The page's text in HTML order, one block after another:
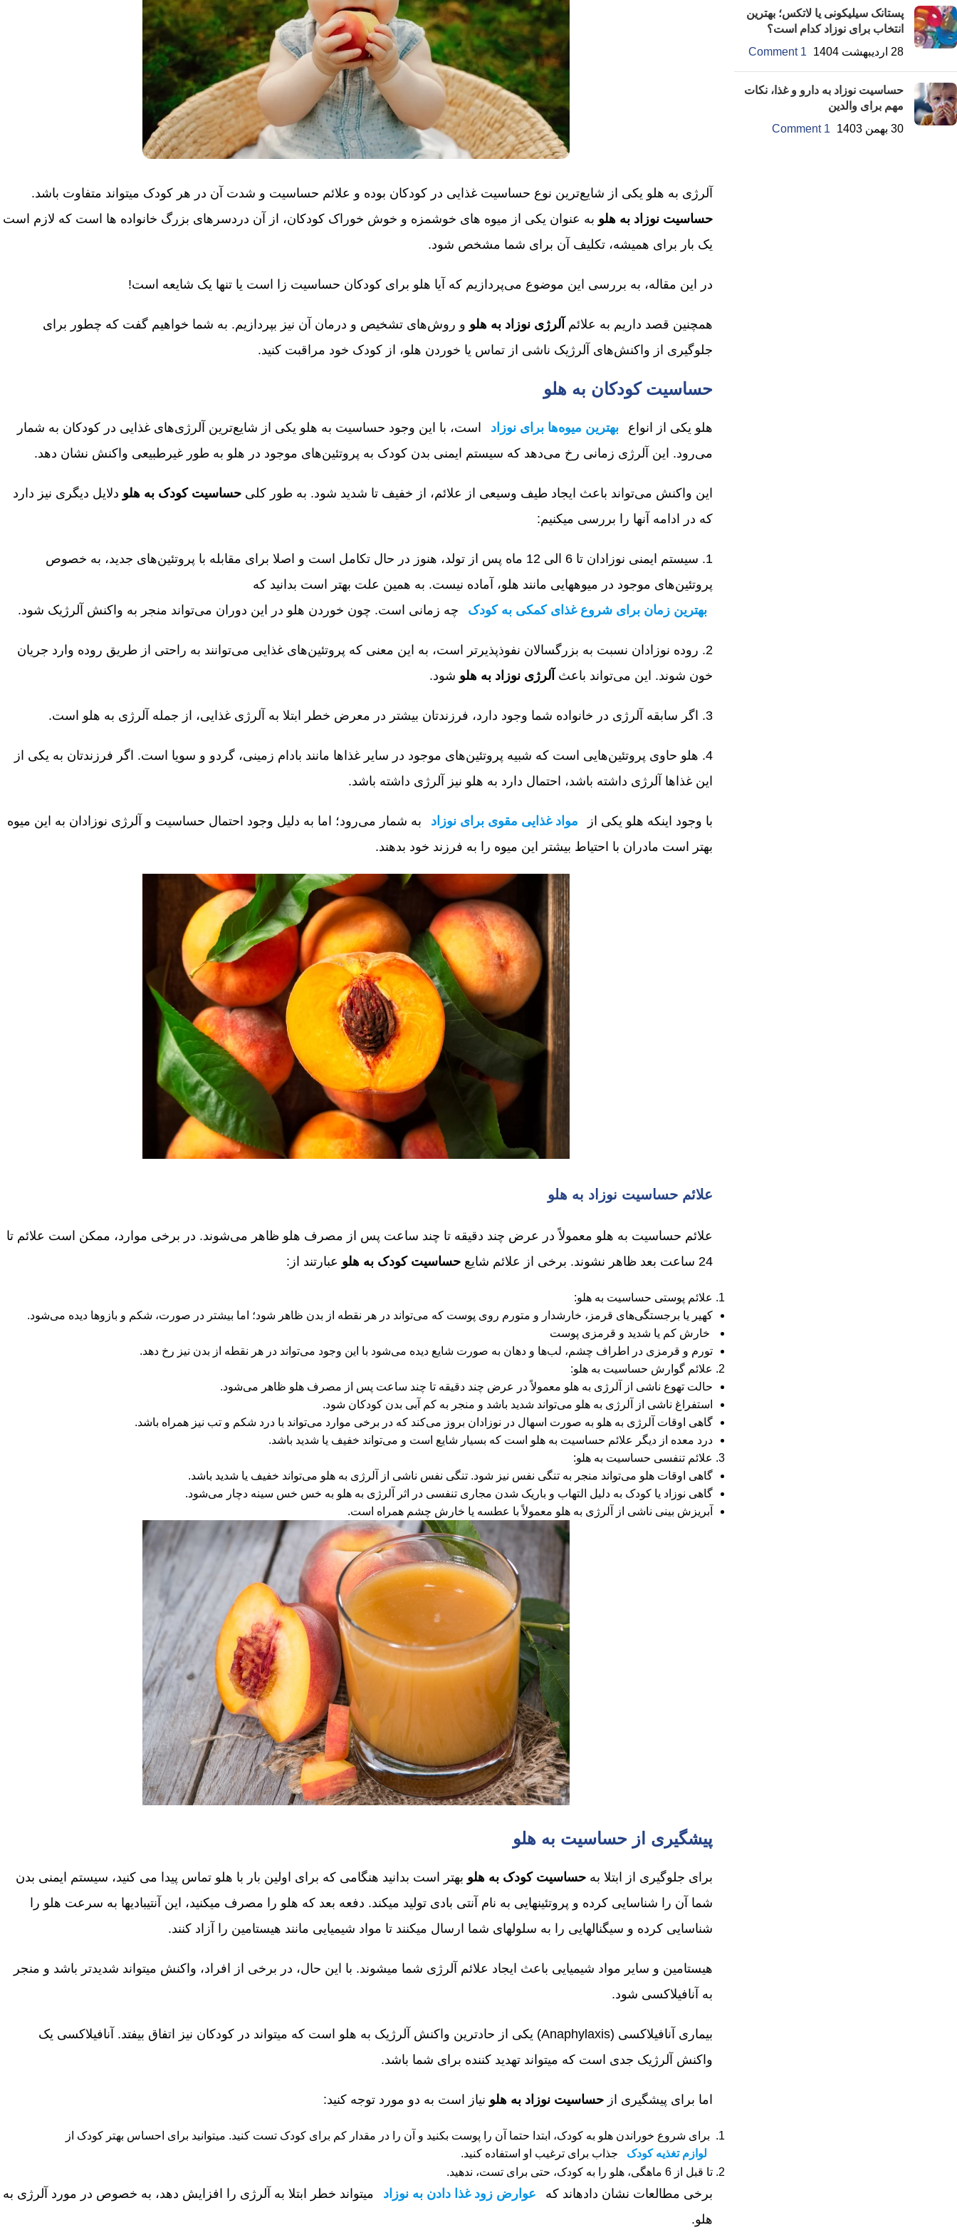
پستانک سیلیکونی یا لاتکس؛ بهترین
انتخاب برای نوزاد کدام است؟
28 اردیبهشت 1404
1 Comment
حساسیت نوزاد به دارو و غذا، نکات
مهم برای والدین
30 بهمن 1403
1 Comment
آلرژی به هلو یکی از شایع‌ترین نوع حساسیت غذایی در کودکان بوده و علائم حساسیت و شدت آن در هر کودک می‎تواند متفاوت باشد.
حساسیت نوزاد به هلو
به عنوان یکی از میوه ‎های خوشمزه و خوش خوراک کودکان، از آن دردسرهای بزرگ خانواده ها است که لازم است
یک بار برای همیشه، تکلیف آن برای شما مشخص شود.
در این مقاله، به بررسی این موضوع می‌پردازیم که آیا هلو برای کودکان حساسیت زا است یا تنها یک شایعه است!
همچنین قصد داریم به علائم آلرژی نوزاد به هلو و روش‌های تشخیص و درمان آن نیز بپردازیم. به شما خواهیم گفت که چطور برای
جلوگیری از واکنش‌های آلرژیک ناشی از تماس یا خوردن هلو، از کودک خود مراقبت کنید.
حساسیت کودکان به هلو
هلو یکی از انواع بهترین میوه‌ها برای نوزاد
است، با این وجود حساسیت به هلو یکی از شایع‌ترین آلرژی‌های غذایی در کودکان به شمار
می‌رود. این آلرژی زمانی رخ می‌دهد که سیستم ایمنی بدن کودک به پروتئین‌های موجود در هلو به طور غیرطبیعی واکنش نشان دهد.
این واکنش می‌تواند باعث ایجاد طیف وسیعی از علائم، از خفیف تا شدید شود. به طور کلیحساسیت کودک به هلو دلایل دیگری نیز دارد
که در ادامه آنها را بررسی می‎کنیم:
1. سیستم ایمنی نوزادان تا 6 الی 12 ماه پس از تولد، هنوز در حال تکامل است و اصلا برای مقابله با پروتئین‌های جدید، به خصوص
پروتئین‌های موجود در میوه‎هایی مانند هلو، آماده نیست. به همین علت بهتر است بدانید که
بهترین زمان برای شروع غذای کمکی به کودک
چه زمانی است. چون خوردن هلو در این دوران می‌تواند منجر به واکنش آلرژیک شود.
2. روده نوزادان نسبت به بزرگسالان نفوذپذیرتر است، به این معنی که پروتئین‌های غذایی می‌توانند به راحتی از طریق روده وارد جریان
خون شوند. این می‌تواند باعث آلرژی نوزاد به هلو شود.
3. اگر سابقه آلرژی در خانواده شما وجود دارد، فرزندتان بیشتر در معرض خطر ابتلا به آلرژی غذایی، از جمله آلرژی به هلو است.
4. هلو حاوی پروتئین‌هایی است که شبیه پروتئین‌های موجود در سایر غذاها مانند بادام زمینی، گردو و سویا است. اگر فرزندتان به یکی از
این غذاها آلرژی داشته باشد، احتمال دارد به هلو نیز آلرژی داشته باشد.
با وجود اینکه هلو یکی از مواد غذایی مقوی برای نوزاد
به شمار می‌رود؛ اما به دلیل وجود احتمال حساسیت و آلرژی نوزادان به این میوه
بهتر است مادران با احتیاط بیشتر این میوه را به فرزند خود بدهند.
علائم حساسیت نوزاد به هلو
علائم حساسیت به هلو معمولاً در عرض چند دقیقه تا چند ساعت پس از مصرف هلو ظاهر می‌شوند. در برخی موارد، ممکن است علائم تا
24 ساعت بعد ظاهر نشوند. برخی از علائم شایع
حساسیت کودک به هلو عبارتند از:
علائم پوستی حساسیت به هلو:
کهیر یا برجستگی‌های قرمز، خارش‎دار و متورم روی پوست که می‌تواند در هر نقطه از بدن ظاهر شود؛ اما بیشتر در صورت، شکم و بازوها دیده می‌شود.
خارش کم یا شدید و قرمزی پوست
تورم و قرمزی در اطراف چشم، لب‌ها و دهان به صورت شایع دیده می‌شود با این وجود می‌تواند در هر نقطه از بدن نیز رخ دهد.
علائم گوارش حساسیت به هلو:
حالت تهوع ناشی از آلرژی به هلو معمولاً در عرض چند دقیقه تا چند ساعت پس از مصرف هلو ظاهر می‌شود.
استفراغ ناشی از آلرژی به هلو می‌تواند شدید باشد و منجر به کم آبی بدن کودکان شود.
گاهی اوقات آلرژی به هلو به صورت اسهال در نوزادان بروز می‌کند که در برخی موارد می‌تواند با درد شکم و تب نیز همراه باشد.
درد معده از دیگر علائم حساسیت به هلو است که بسیار شایع است و می‌تواند خفیف یا شدید باشد.
علائم تنفسی حساسیت به هلو:
گاهی اوقات هلو می‌تواند منجر به تنگی نفس نیز شود. تنگی نفس ناشی از آلرژی به هلو می‌تواند خفیف یا شدید باشد.
گاهی نوزاد یا کودک به دلیل التهاب و باریک شدن مجاری تنفسی در اثر آلرژی به هلو به خس خس سینه دچار می‌شود.
آبریزش بینی ناشی از آلرژی به هلو معمولاً با عطسه یا خارش چشم همراه است.
پیشگیری از حساسیت به هلو
برای جلوگیری از ابتلا بهحساسیت کودک به هلو بهتر است بدانید هنگامی که برای اولین بار با هلو تماس پیدا می کنید، سیستم ایمنی بدن
شما آن را شناسایی کرده و پروتئین‎هایی به نام آنتی بادی تولید می‎کند. دفعه بعد که هلو را مصرف می‎کنید، این آنتی‎بادی‎ها به سرعت هلو را
شناسایی کرده و سیگنال‎هایی را به سلول‎های شما ارسال می‎کنند تا مواد شیمیایی مانند هیستامین را آزاد کنند.
هیستامین و سایر مواد شیمیایی باعث ایجاد علائم آلرژی شما می‎شوند. با این حال، در برخی از افراد، واکنش می‎تواند شدیدتر باشد و منجر
به آنافیلاکسی شود.
بیماری آنافیلاکسی (Anaphylaxis) یکی از حادترین واکنش آلرژیک به هلو است که می‎تواند در کودکان نیز اتفاق بیفتد. آنافیلاکسی یک
واکنش آلرژیک جدی است که می‎تواند تهدید کننده برای شما باشد.
اما برای پیشگیری ازحساسیت نوزاد به هلو نیاز است به دو مورد توجه کنید:
برای شروع خوراندن هلو به کودک، ابتدا حتما آن را پوست بکنید و آن را در مقدار کم برای کودک تست کنید. می‎توانید برای احساس بهتر کودک از
لوازم تغذیه کودک
جذاب برای ترغیب او استفاده کنید.
تا قبل از 6 ماهگی، هلو را به کودک، حتی برای تست، ندهید.
برخی مطالعات نشان داده‎اند که عوارض زود غذا دادن به نوزاد
می‎تواند خطر ابتلا به آلرژی را افزایش دهد، به خصوص در مورد آلرژی به
هلو.